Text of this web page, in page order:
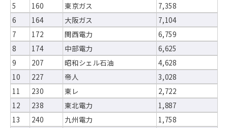
5
160 東京ガス
7,358
6
164 大阪ガス
7,104
7
172 関西電力
6,759
8
174 中部電力
6,625
9
207 昭和シェル石油
4,628
10
227 帝人
3,028
11
230 東レ
2,722
12
238 東北電力
1,887
13
240 九州電力
1,758